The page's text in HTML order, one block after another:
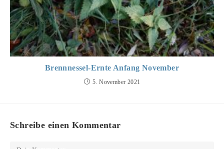
Brennnessel-Ernte Anfang November
5. November 2021
Schreibe einen Kommentar
Kommentieren